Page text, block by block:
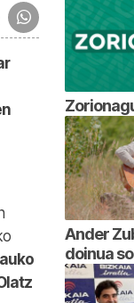
Ander
doinua